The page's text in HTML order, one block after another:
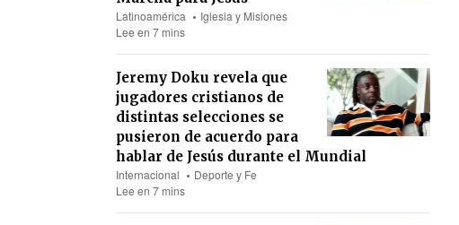
Latinoamérica
Iglesia y Misiones
Lee en 7 mins
Jeremy Doku revela que
jugadores cristianos de
distintas selecciones se
pusieron de acuerdo para
hablar de Jesús durante el Mundial
Internacional
Deporte y Fe
Lee en 7 mins